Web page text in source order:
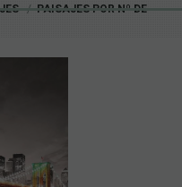
PAISAJES POR Nº DE